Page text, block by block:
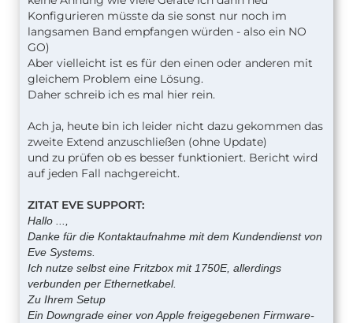
Konfigurieren müsste da sie sonst nur noch im
langsamen Band empfangen würden - also ein NO
GO)
Aber vielleicht ist es für den einen oder anderen mit
gleichem Problem eine Lösung.
Daher schreib ich es mal hier rein.
Ach ja, heute bin ich leider nicht dazu gekommen das
zweite Extend anzuschließen (ohne Update)
und zu prüfen ob es besser funktioniert. Bericht wird
auf jeden Fall nachgereicht.
ZITAT EVE SUPPORT:
Hallo ...,
Danke für die Kontaktaufnahme mit dem Kundendienst von
Eve Systems.
Ich nutze selbst eine Fritzbox mit 1750E, allerdings
verbunden per Ethernetkabel.
Zu Ihrem Setup
Ein Downgrade einer von Apple freigegebenen Firmware-